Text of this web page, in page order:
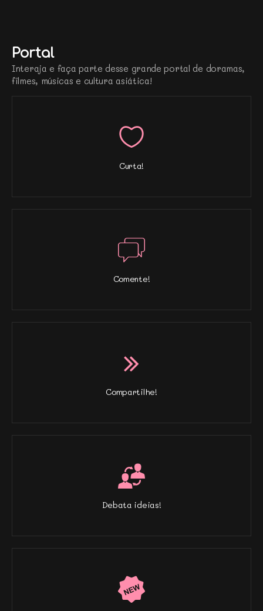
Portal
Interaja e faça parte desse grande portal de doramas,
filmes, músicas e cultura asiática!
Curta!
Comente!
Compartilhe!
Debata ideias!